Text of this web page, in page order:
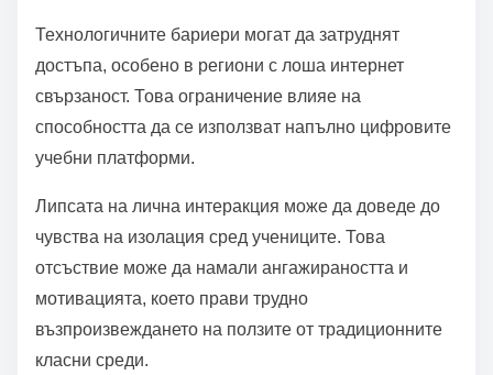
Технологичните бариери могат да затруднят
достъпа, особено в региони с лоша интернет
свързаност. Това ограничение влияе на
способността да се използват напълно цифровите
учебни платформи.
Липсата на лична интеракция може да доведе до
чувства на изолация сред учениците. Това
отсъствие може да намали ангажираността и
мотивацията, което прави трудно
възпроизвеждането на ползите от традиционните
класни среди.